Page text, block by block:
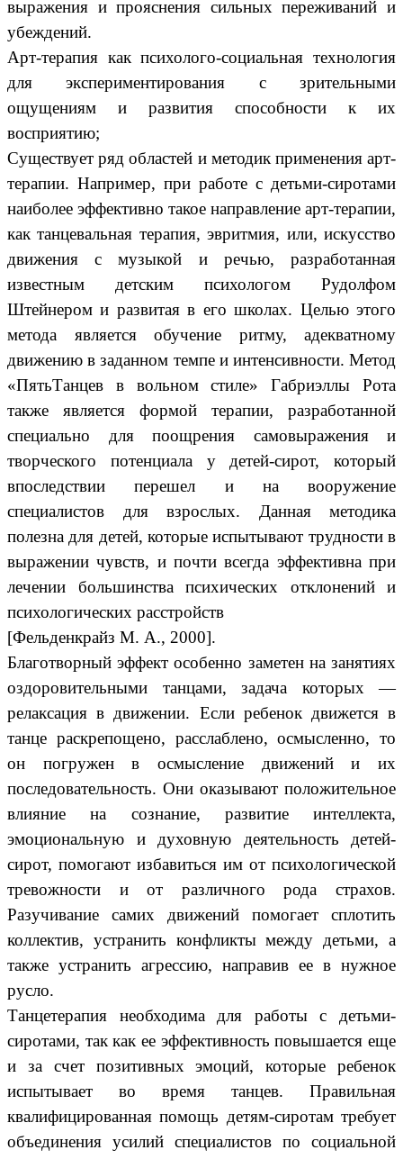
выражения и прояснения сильных переживаний и
убеждений.
Арт-терапия как психолого-социальная технология
для экспериментирования с зрительными
ощущениям и развития способности к их
восприятию;
Существует ряд областей и методик применения арт-
терапии. Например, при работе с детьми-сиротами
наиболее эффективно такое направление арт-терапии,
как танцевальная терапия, эвритмия, или, искусство
движения с музыкой и речью, разработанная
известным детским психологом Рудолфом
Штейнером и развитая в его школах. Целью этого
метода является обучение ритму, адекватному
движению в заданном темпе и интенсивности. Метод
«ПятьТанцев в вольном стиле» Габриэллы Рота
также является формой терапии, разработанной
специально для поощрения самовыражения и
творческого потенциала у детей-сирот, который
впоследствии перешел и на вооружение
специалистов для взрослых. Данная методика
полезна для детей, которые испытывают трудности в
выражении чувств, и почти всегда эффективна при
лечении большинства психических отклонений и
психологических расстройств
[Фельденкрайз М. А., 2000].
Благотворный эффект особенно заметен на занятиях
оздоровительными танцами, задача которых —
релаксация в движении. Если ребенок движется в
танце раскрепощено, расслаблено, осмысленно, то
он погружен в осмысление движений и их
последовательность. Они оказывают положительное
влияние на сознание, развитие интеллекта,
эмоциональную и духовную деятельность детей-
сирот, помогают избавиться им от психологической
тревожности и от различного рода страхов.
Разучивание самих движений помогает сплотить
коллектив, устранить конфликты между детьми, а
также устранить агрессию, направив ее в нужное
русло.
Танцетерапия необходима для работы с детьми-
сиротами, так как ее эффективность повышается еще
и за счет позитивных эмоций, которые ребенок
испытывает во время танцев. Правильная
квалифицированная помощь детям-сиротам требует
объединения усилий специалистов по социальной